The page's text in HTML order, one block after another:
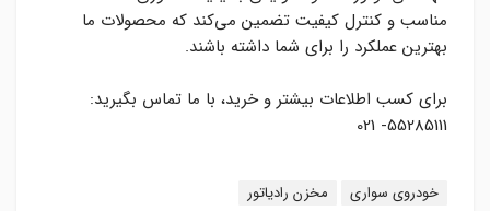
مناسب و کنترل کیفیت تضمین می‌کند که محصولات ما
بهترین عملکرد را برای شما داشته باشند.
برای کسب اطلاعات بیشتر و خرید، با ما تماس بگیرید:
55285111- 021
برچسب:
خودروی سواری مخزن رادیاتور